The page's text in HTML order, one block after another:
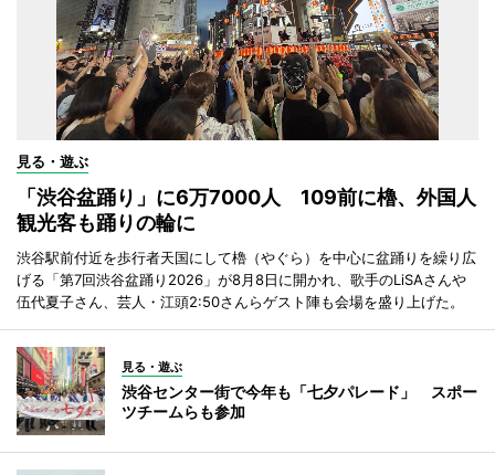
見る・遊ぶ
「渋谷盆踊り」に6万7000人 109前に櫓、外国人
観光客も踊りの輪に
渋谷駅前付近を歩行者天国にして櫓（やぐら）を中心に盆踊りを繰り広
げる「第7回渋谷盆踊り2026」が8月8日に開かれ、歌手のLiSAさんや
伍代夏子さん、芸人・江頭2:50さんらゲスト陣も会場を盛り上げた。
見る・遊ぶ
渋谷センター街で今年も「七夕パレード」 スポー
ツチームらも参加